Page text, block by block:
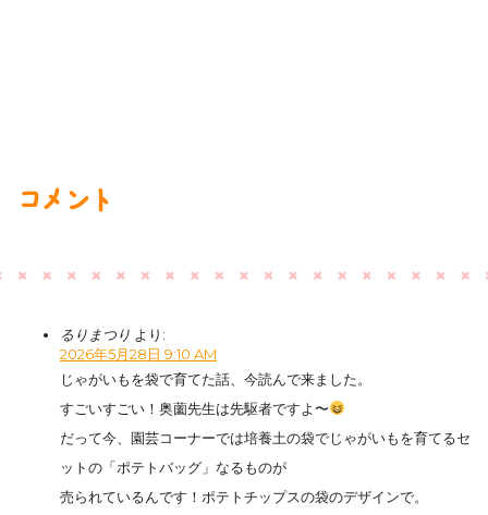
コメント
るりまつり より:
2026年5月28日 9:10 AM
じゃがいもを袋で育てた話、今読んで来ました。
すごいすごい！奥薗先生は先駆者ですよ〜
だって今、園芸コーナーでは培養土の袋でじゃがいもを育てるセ
ットの「ポテトバッグ」なるものが
売られているんです！ポテトチップスの袋のデザインで。